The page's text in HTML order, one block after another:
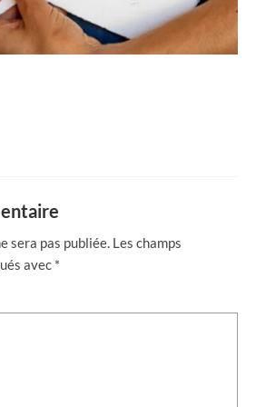
sera pas publiée. Les champs
avec *